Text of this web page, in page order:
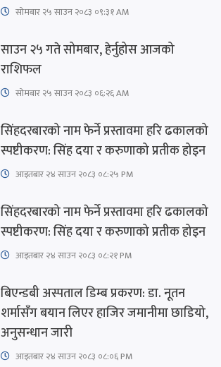
सोमबार २५ साउन २०८३ ०९:३१ AM
साउन २५ गते सोमबार, हेर्नुहोस आजको
राशिफल
सोमबार २५ साउन २०८३ ०६:२६ AM
सिंहदरबारको नाम फेर्ने प्रस्तावमा हरि ढकालको
स्पष्टीकरण: सिंह दया र करुणाको प्रतीक होइन
आइतबार​ २४ साउन २०८३ ०८:२५ PM
सिंहदरबारको नाम फेर्ने प्रस्तावमा हरि ढकालको
स्पष्टीकरण: सिंह दया र करुणाको प्रतीक होइन
आइतबार​ २४ साउन २०८३ ०८:२१ PM
बिएन्डबी अस्पताल डिम्ब प्रकरण: डा. नूतन
शर्मासँग बयान लिएर हाजिर जमानीमा छाडियो,
अनुसन्धान जारी
आइतबार​ २४ साउन २०८३ ०८:०६ PM